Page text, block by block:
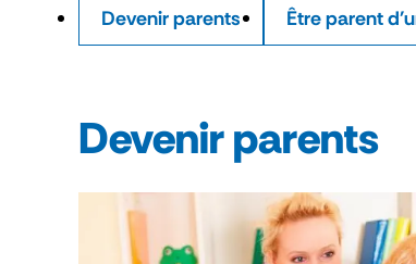
Devenir parents Être parent
Devenir parents